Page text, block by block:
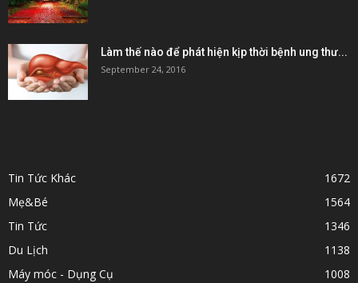
Làm thế nào để phát hiện kịp thời bệnh ung thư...
September 24, 2016
Tin Tức Khác
1672
Mẹ&Bé
1564
Tin Tức
1346
Du Lịch
1138
Máy móc - Dụng Cụ
1008